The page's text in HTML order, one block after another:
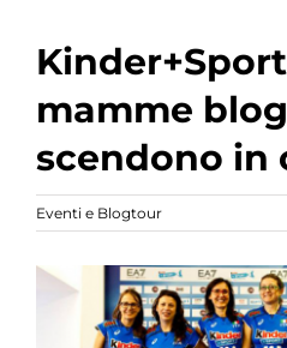
mamme
scendono in
Eventi e Blogtour
Ingrandisci
immagine